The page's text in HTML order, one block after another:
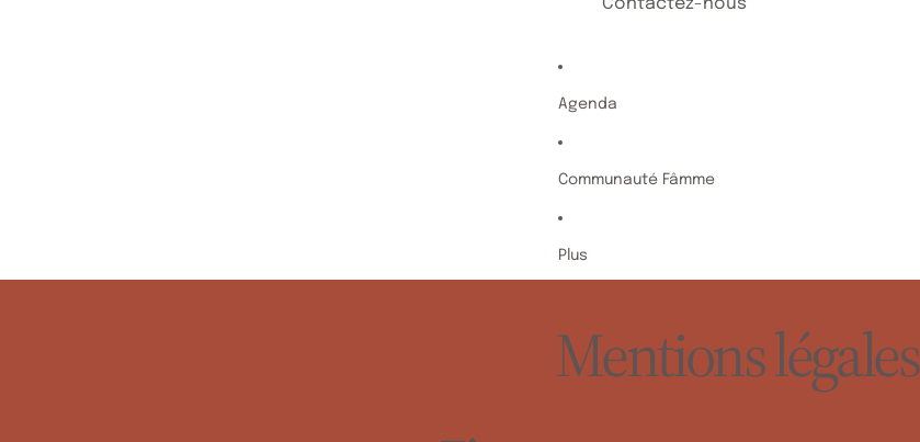
Contactez-nous
Agenda
Communauté Fâmme
Plus
Mentions légales